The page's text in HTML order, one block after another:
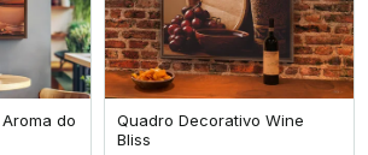
do
Quadro Decorativo Wine
Bliss